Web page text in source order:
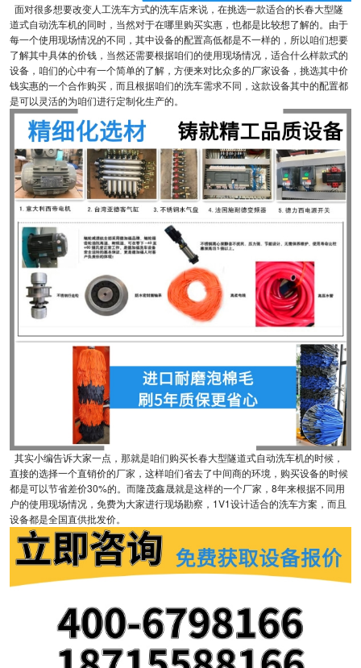
面对很多想要改变人工洗车方式的洗车店来说，在挑选一款适合的长春大型隧
道式自动洗车机的同时，当然对于在哪里购买实惠，也都是比较想了解的。由于
每一个使用现场情况的不同，其中设备的配置高低都是不一样的，所以咱们想要
了解其中具体的价钱，当然还需要根据咱们的使用现场情况，适合什么样款式的
设备，咱们的心中有一个简单的了解，方便来对比众多的厂家设备，挑选其中价
钱实惠的一个合作购买，而且根据咱们的洗车需求不同，这款设备其中的配置都
是可以灵活的为咱们进行定制化生产的。
其实小编告诉大家一点，那就是咱们购买长春大型隧道式自动洗车机的时候，
直接的选择一个直销价的厂家，这样咱们省去了中间商的环境，购买设备的时候
都是可以节省差价30%的。而隆茂鑫晟就是这样的一个厂家，8年来根据不同用
户的使用现场情况，免费为大家进行现场勘察，1V1设计适合的洗车方案，而且
设备都是全国直供批发价。